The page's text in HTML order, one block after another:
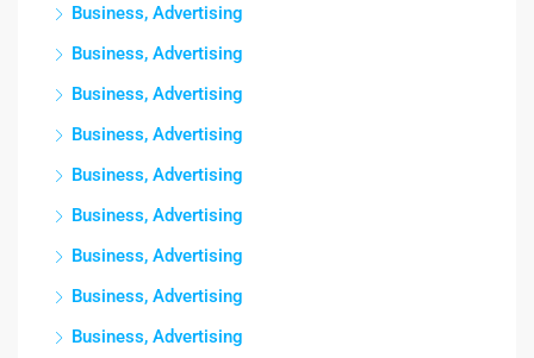
Business, Advertising
Business, Advertising
Business, Advertising
Business, Advertising
Business, Advertising
Business, Advertising
Business, Advertising
Business, Advertising
Business, Advertising